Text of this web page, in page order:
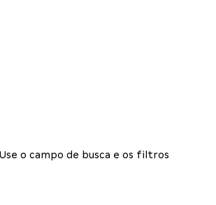
o campo de busca e os filtros